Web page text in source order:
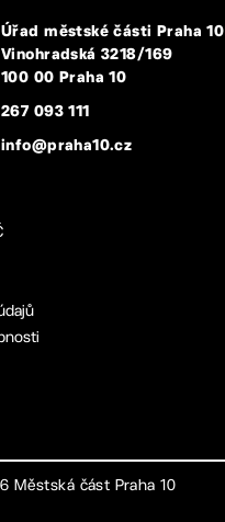
Úřad městské části Praha 10
Vinohradská 3218/169
100 00 Praha 10
267 093 111
info@praha10.cz
Městská část Praha 10